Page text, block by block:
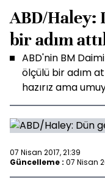
ABD/Haley:
bir adım
ABD'nin BM
ölçülü bir adım
hazırız ama
07 Nisan 2017, 21:39
Güncelleme : 07 Nisan